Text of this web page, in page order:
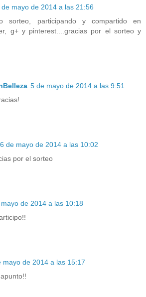
de mayo de 2014 a las 21:56
sorteo, participando y compartido en
g+ y pinterest....gracias por el sorteo y
5 de mayo de 2014 a las 9:51
6 de mayo de 2014 a las 10:02
por el sorteo
de 2014 a las 10:18
mayo de 2014 a las 15:17